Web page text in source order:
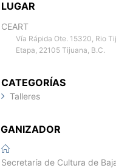
LUGAR
CEART
Vía Rápida Ote. 15320, Rio
Etapa, 22105 Tijuana, B.C.
CATEGORÍAS
Talleres
Secretaría de Cultura de